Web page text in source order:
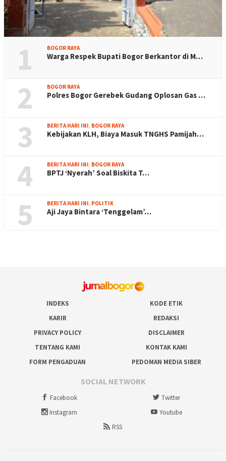
1 BOGOR RAYA
Warga Respek Bupati Bogor Berkantor di M…
2 BOGOR RAYA
Polres Bogor Gerebek Gudang Oplosan Gas …
3 BERITA HARI INI BOGOR RAYA
Kebijakan KLH, Biaya Masuk TNGHS Pamijah…
4 BERITA HARI INI BOGOR RAYA
BPTJ ‘Nyerah’ Soal Biskita T…
5 BERITA HARI INI POLITIK
Aji Jaya Bintara ‘Tenggelam’…
INDEKS
KODE ETIK
KARIR
REDAKSI
PRIVACY POLICY
DISCLAIMER
TENTANG KAMI
KONTAK KAMI
FORM PENGADUAN
PEDOMAN MEDIA SIBER
SOCIAL NETWORK
Facebook
Twitter
Instagram
Youtube
RSS